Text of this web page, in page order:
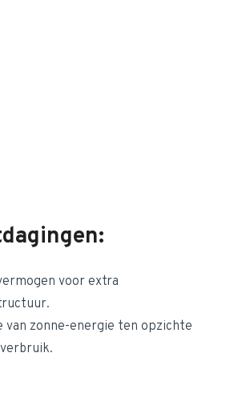
voor extra
van zonne-energie ten opzichte